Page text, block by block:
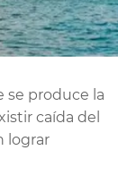
se produce la
caída del
lograr